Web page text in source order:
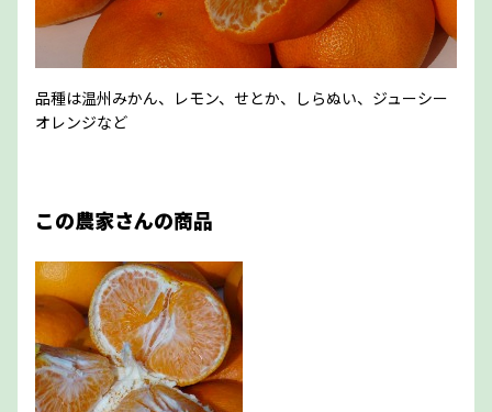
品種は温州みかん、レモン、せとか、しらぬい、ジューシー
オレンジなど
この農家さんの商品